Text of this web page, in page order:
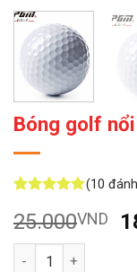
Bóng golf
dựa trên
đánh giá
(10
25.000VND
Số lượng